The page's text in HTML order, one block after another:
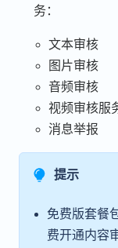
务：
文本审核
图片审核
音频审核
视频审核服
消息举报
提示
免费版套餐
费开通内容